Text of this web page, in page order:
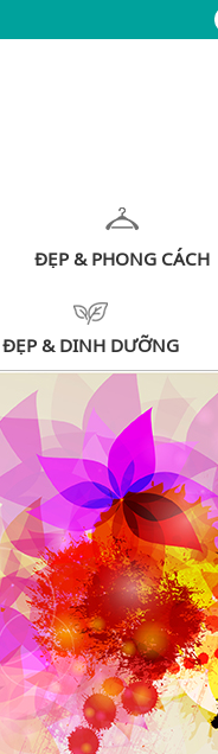
ĐẸP & PHONG CÁCH
ĐẸP & DINH DƯỠNG